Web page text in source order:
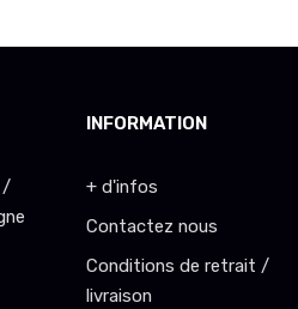
/
INFORMATION
+ d'infos
Contactez nous
Conditions de retrait /
livraison